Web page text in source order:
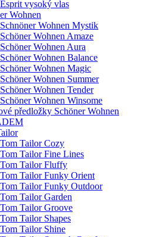
vysoký vlas
Wohnen
Wohnen Mystik
Wohnen Amaze
Wohnen Aura
Wohnen Balance
Wohnen Magic
Wohnen Summer
Wohnen Tender
Wohnen Winsome
předložky Schöner Wohnen
Tailor Cozy
Tailor Fine Lines
Tailor Fluffy
Tailor Funky Orient
Tailor Funky Outdoor
Tailor Garden
Tailor Groove
Tailor Shapes
Tailor Shine